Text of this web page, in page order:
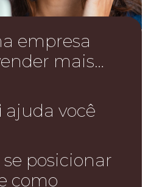
empresa
mais…
ajuda você
se posicionar
como